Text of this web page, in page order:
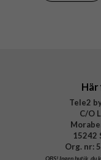
Här
Tele2
C/O
15242
Org. nr:
OBS!Ingen butik, du